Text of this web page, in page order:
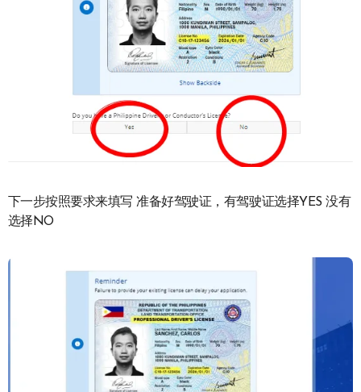
下一步按照要求来填写 准备好驾驶证，有驾驶证选择YES 没有
选择NO